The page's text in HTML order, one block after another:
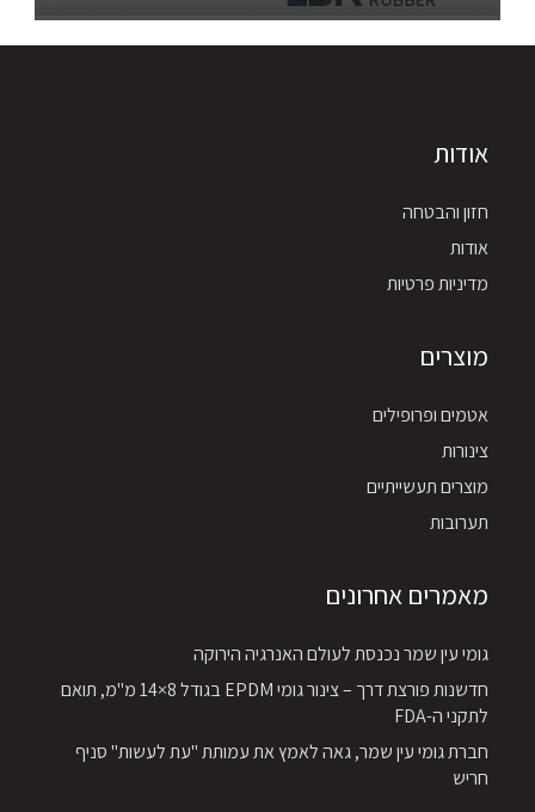
אודות
חזון והבטחה
אודות
מדיניות פרטיות
מוצרים
אטמים ופרופילים
צינורות
מוצרים תעשייתיים
תערובות
מאמרים אחרונים
גומי עין שמר נכנסת לעולם האנרגיה הירוקה
חדשנות פורצת דרך – צינור גומי EPDM בגודל 8×14 מ"מ, תואם
לתקני ה-FDA
חברת גומי עין שמר, גאה לאמץ את עמותת "עת לעשות" סניף
חריש